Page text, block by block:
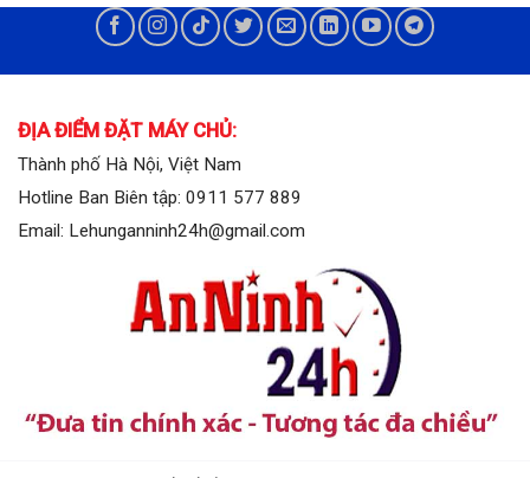
ĐỊA ĐIỂM ĐẶT MÁY CHỦ:
Thành phố Hà Nội, Việt Nam
Hotline Ban Biên tập: 0911 577 889
Email: Lehunganninh24h@gmail.com